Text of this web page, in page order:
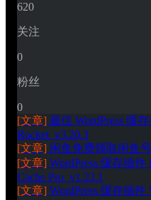
620
关注
0
粉丝
0
[文章] 最佳 WordPress 缓
Rocket_v3.20.3
[文章] 闲鱼免费领取闲鱼
[文章] WordPress 缓存插件
Cache Pro_v1.23.1
[文章] WordPress 缓存插件